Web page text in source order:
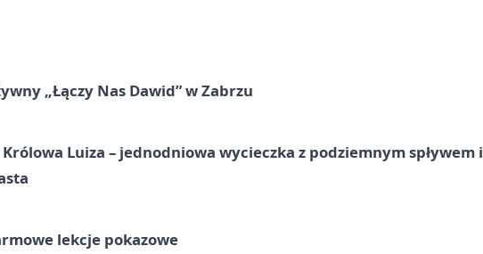
„Łączy Nas Dawid” w Zabrzu
Luiza – jednodniowa wycieczka z podziemnym spływem i
lekcje pokazowe